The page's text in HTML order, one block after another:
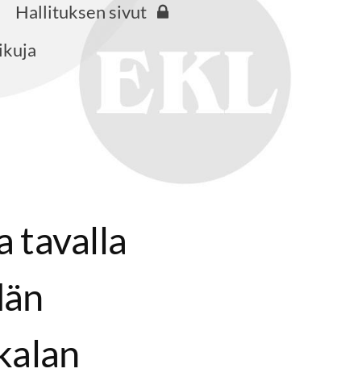
Hallituksen sivut
tavalla